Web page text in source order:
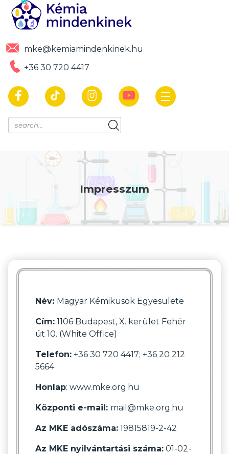
mke@kemiamindenkinek.hu
+36 30 720 4417
Impresszum
Név: Magyar Kémikusok Egyesülete
Cím: 1106 Budapest, X. kerület Fehér
út 10. (White Office)
Telefon: +36 30 720 4417; +36 20 212
5664
Honlap: www.mke.org.hu
Központi e-mail: mail@mke.org.hu
Az MKE adószáma: 19815819-2-42
Az MKE nyilvántartási száma: 01-02-